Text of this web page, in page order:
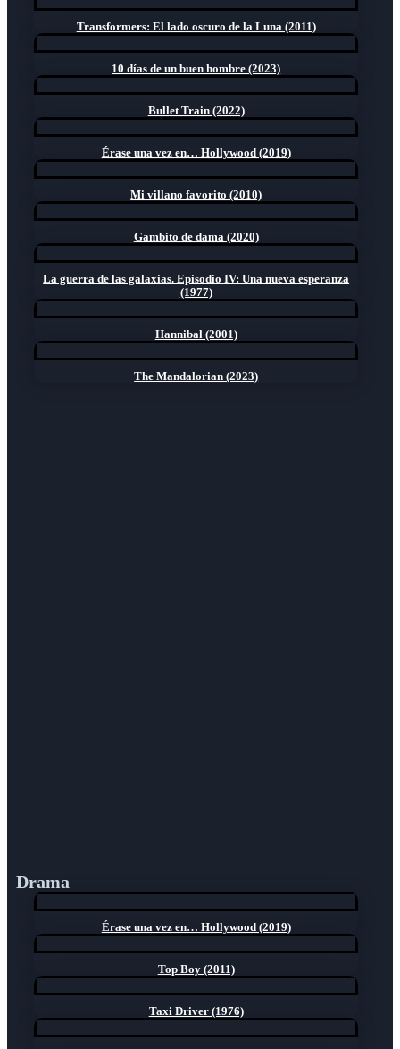
Transformers: El lado oscuro de la Luna (2011)
10 días de un buen hombre (2023)
Bullet Train (2022)
Érase una vez en… Hollywood (2019)
Mi villano favorito (2010)
Gambito de dama (2020)
La guerra de las galaxias. Episodio IV: Una nueva esperanza
(1977)
Hannibal (2001)
The Mandalorian (2023)
Drama
Érase una vez en… Hollywood (2019)
Top Boy (2011)
Taxi Driver (1976)